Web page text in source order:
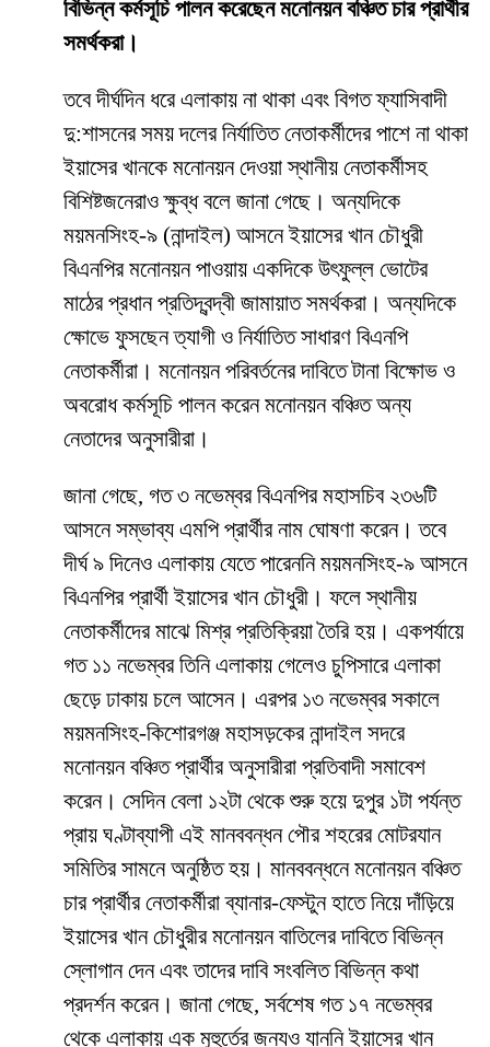
বিভিন্ন কর্মসূচি পালন করেছেন মনোনয়ন বঞ্চিত চার প্রার্থীর
সমর্থকরা।
তবে দীর্ঘদিন ধরে এলাকায় না থাকা এবং বিগত ফ্যাসিবাদী
দু:শাসনের সময় দলের নির্যাতিত নেতাকর্মীদের পাশে না থাকা
ইয়াসের খানকে মনোনয়ন দেওয়া স্থানীয় নেতাকর্মীসহ
বিশিষ্টজনেরাও ক্ষুব্ধ বলে জানা গেছে। অন্যদিকে
ময়মনসিংহ-৯ (নান্দাইল) আসনে ইয়াসের খান চৌধুরী
বিএনপির মনোনয়ন পাওয়ায় একদিকে উৎফুল্ল ভোটের
মাঠের প্রধান প্রতিদ্বন্দ্বী জামায়াত সমর্থকরা। অন্যদিকে
ক্ষোভে ফুসছেন ত্যাগী ও নির্যাতিত সাধারণ বিএনপি
নেতাকর্মীরা। মনোনয়ন পরিবর্তনের দাবিতে টানা বিক্ষোভ ও
অবরোধ কর্মসূচি পালন করেন মনোনয়ন বঞ্চিত অন্য
নেতাদের অনুসারীরা।
জানা গেছে, গত ৩ নভেম্বর বিএনপির মহাসচিব ২৩৬টি
আসনে সম্ভাব্য এমপি প্রার্থীর নাম ঘোষণা করেন। তবে
দীর্ঘ ৯ দিনেও এলাকায় যেতে পারেননি ময়মনসিংহ-৯ আসনে
বিএনপির প্রার্থী ইয়াসের খান চৌধুরী। ফলে স্থানীয়
নেতাকর্মীদের মাঝে মিশ্র প্রতিক্রিয়া তৈরি হয়। একপর্যায়ে
গত ১১ নভেম্বর তিনি এলাকায় গেলেও চুপিসারে এলাকা
ছেড়ে ঢাকায় চলে আসেন। এরপর ১৩ নভেম্বর সকালে
ময়মনসিংহ-কিশোরগঞ্জ মহাসড়কের নান্দাইল সদরে
মনোনয়ন বঞ্চিত প্রার্থীর অনুসারীরা প্রতিবাদী সমাবেশ
করেন। সেদিন বেলা ১২টা থেকে শুরু হয়ে দুপুর ১টা পর্যন্ত
প্রায় ঘণ্টাব্যাপী এই মানববন্ধন পৌর শহরের মোটরযান
সমিতির সামনে অনুষ্ঠিত হয়। মানববন্ধনে মনোনয়ন বঞ্চিত
চার প্রার্থীর নেতাকর্মীরা ব্যানার-ফেস্টুন হাতে নিয়ে দাঁড়িয়ে
ইয়াসের খান চৌধুরীর মনোনয়ন বাতিলের দাবিতে বিভিন্ন
স্লোগান দেন এবং তাদের দাবি সংবলিত বিভিন্ন কথা
প্রদর্শন করেন। জানা গেছে, সর্বশেষ গত ১৭ নভেম্বর
থেকে এলাকায় এক মুহুর্তের জন্যও যাননি ইয়াসের খান